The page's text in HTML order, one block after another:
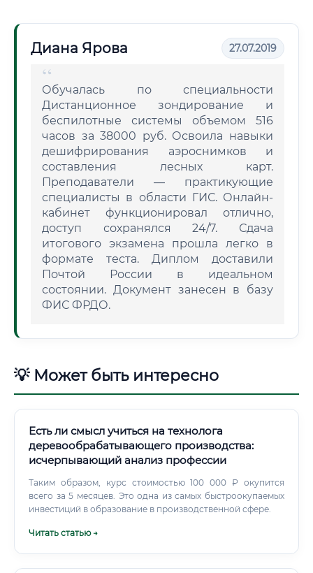
Диана Ярова 27.07.2019
Обучалась по специальности
Дистанционное зондирование и
беспилотные системы объемом 516
часов за 38000 руб. Освоила навыки
дешифрирования аэроснимков и
составления лесных карт.
Преподаватели — практикующие
специалисты в области ГИС. Онлайн-
кабинет функционировал отлично,
доступ сохранялся 24/7. Сдача
итогового экзамена прошла легко в
формате теста. Диплом доставили
Почтой России в идеальном
состоянии. Документ занесен в базу
ФИС ФРДО.
💡 Может быть интересно
Есть ли смысл учиться на технолога
деревообрабатывающего производства:
исчерпывающий анализ профессии
Таким образом, курс стоимостью 100 000 ₽ окупится
всего за 5 месяцев. Это одна из самых быстроокупаемых
инвестиций в образование в производственной сфере.
Читать статью →